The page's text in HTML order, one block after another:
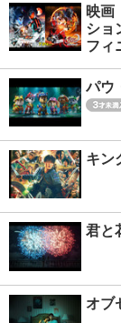
映画
ショ
フィ
パウ
キン
君と
オブ